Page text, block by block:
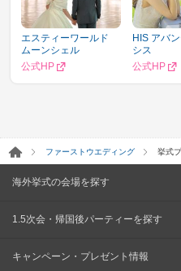
エスティーワールド
ムーンシェル
公式HP
HIS アバ
シス
公式HP
ファーストウエディング 挙式
海外挙式の会場を探す
1.5次会・帰国後パーティーを探す
キャンペーン・プレゼント情報